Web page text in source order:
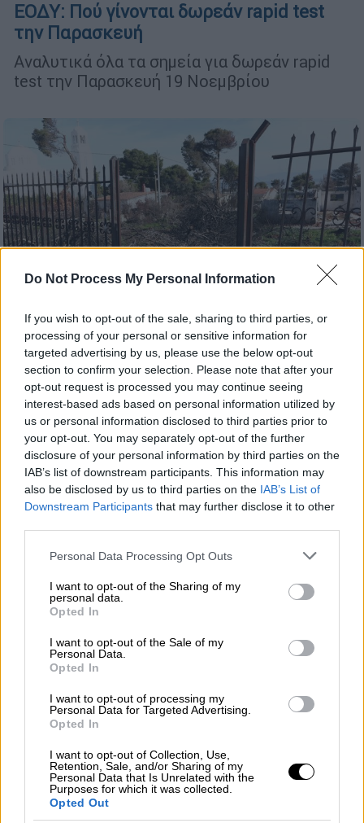
Do Not Process My Personal Information
If you wish to opt-out of the sale, sharing to third parties, or
processing of your personal or sensitive information for
targeted advertising by us, please use the below opt-out
section to confirm your selection. Please note that after your
opt-out request is processed you may continue seeing
interest-based ads based on personal information utilized by
us or personal information disclosed to third parties prior to
your opt-out. You may separately opt-out of the further
disclosure of your personal information by third parties on the
IAB’s list of downstream participants. This information may
also be disclosed by us to third parties on the IAB’s List of
Downstream Participants that may further disclose it to other
Please note that this website/app uses one or more Google
not limited to your visit or usage behaviour. You may click to
grant or deny consent to Google and its third-party tags to
use your data for below specified purposes in below Google
consent section.
Personal Data Processing Opt Outs
I want to opt-out of the Sharing of my
personal data.
Opted In
I want to opt-out of the Sale of my
Personal Data.
Opted In
I want to opt-out of processing my
Personal Data for Targeted Advertising.
Opted In
I want to opt-out of Collection, Use,
Retention, Sale, and/or Sharing of my
Personal Data that Is Unrelated with the
Purposes for which it was collected.
Opted Out
ΕΟΔΥ: Πού γίνονται δωρεάν rapid test
την Παρασκευή
Αναλυτικά όλα τα σημεία για δωρεάν rapid
test την Παρασκευή 19 Νοεμβρίου
Ελλάδα 28.03.2019 20:55
Παράταση τριών μηνών στην ανάρτηση
δασικών χαρτών της ανατολικής
Αττικής
Η παράταση κατατίθεται ως τροπολογία στο
νομοσχέδιο του υπουργείου Επικρατείας
ΑΛΛΑ #TAGS
ΕΟΔΥ
rapid test
πίτσα
δασικοί χάρτες
ανατολική Αττική